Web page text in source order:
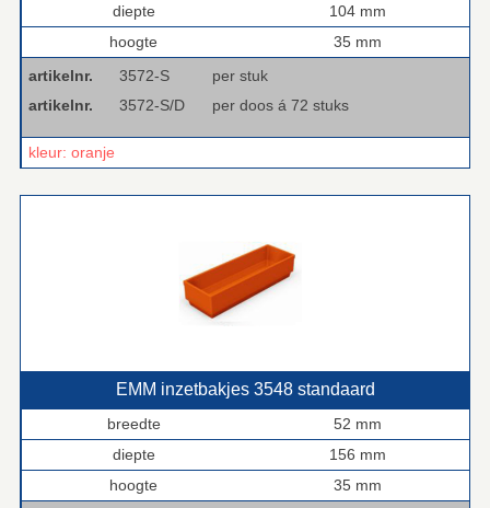
diepte
104 mm
hoogte
35 mm
artikelnr. 3572-S
per stuk
artikelnr. 3572-S/D per doos á 72 stuks
kleur: oranje
EMM inzetbakjes 3548 standaard
breedte
52 mm
diepte
156 mm
hoogte
35 mm